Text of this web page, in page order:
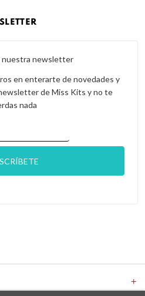
+
nuestra newsletter
en enterarte de novedades y
de Miss Kits y no te
nada